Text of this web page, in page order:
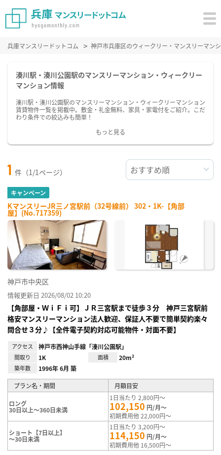
兵庫マンスリードットコム 神戸市兵庫区のウィークリー・マンスリーマン
湊川駅・湊川公園駅のマンスリーマンション・ウィークリー
マンション情報
湊川駅・湊川公園駅のマンスリーマンション・ウィークリーマンション
賃貸物件一覧を掲載中。敷金・礼金無料、家具・家電付をご紹介。こだ
わり条件での絞込みも簡単！
もっと見る
1 件（1/1ページ）
キャンペーン
KマンスリーJR三ノ宮駅前（32号線前） 302・1K-【角部
屋】(No.717359)
神戸市中央区
情報更新日 2026/08/02 10:20
【角部屋・ＷｉＦｉ可】ＪＲ三宮駅まで徒歩３分 神戸三宮駅前
格安マンスリーマンション法人歓迎、保証人不要で簡単契約楽々
問合せ３分♪【全件電子契約対応可能物件・対面不要】
アクセス 神戸市西神山手線「湊川公園駅」
間取り 1K 面積 20m²
築年数 1996年 6月 築
プラン名・期間 月額目安
ロング
30日以上～360日未満
1日当たり 2,800円～
102,150 円/月～
初期費用他 22,000円～
ショート【7日以上】
～30日未満
1日当たり 3,200円～
114,150 円/月～
初期費用他 16,500円～